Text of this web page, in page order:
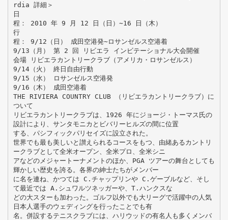
rdia 詳細＞
日
程： 2010 年 9 月 12 日（日）∼16 日（木）
行
程： 9/12（日） 成田空港発∼ロサンゼルス空港着
9/13（月） 第 2 回 リビエラ インビテーショナル大会開催
会場 リビエラカントリークラブ（アメリカ・ロサンゼルス）
9/14（火） 終日自由行動
9/15（水） ロサンゼルス空港発
9/16（木） 成田空港着
THE RIVIERA COUNTRY CLUB （リビエラカントリークラブ）に
ついて
リビエラカントリークラブは、1926 年にジョージ・トーマス氏の
設計により、サンタモニカとビバリーヒルズの間に位置
する、パシフィックパリセイズに設立された。
世界でも最も美しいと讃えられるコースをもつ、由緒あるカントリ
ークラブとして全米オープン、全米プロ、全米シニ
アなどのメジャートーナメントのほか、PGA ツアーの舞台としても
輝かしい歴史を誇る。各界の紳士たちがメンバー
に名を連ね、かつては C.チャップリンや C.ゲーブルなど、そし
て最近では A.シュワルツネッガーや、T.ハンクスな
どの大スターも加わった。ゴルフ以外でも大リーグで活躍中の人気
日本人選手のウェディングを行ったことでも有
名。併設するテニスクラブには、ハリウッドの有名人も多くメンバ